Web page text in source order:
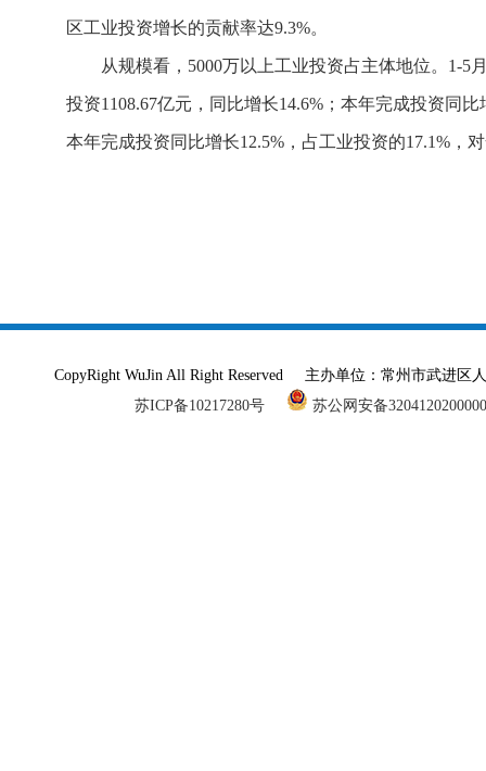
区工业投资增长的贡献率达9.3%。
从规模看，5000万以上工业投资占主体地位。1-5
投资1108.67亿元，同比增长14.6%；本年完成投资同
本年完成投资同比增长12.5%，占工业投资的17.1%，
CopyRight WuJin All Right Reserved 主办单位：常州市武进
苏ICP备10217280号
苏公网安备